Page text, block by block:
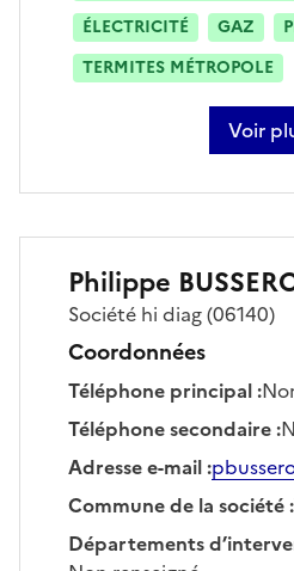
ÉLECTRICITÉ
GAZ
TERMITES MÉTROPOLE
Voir
sur
Philippe
Société hi diag(06140)
Coordonnées
Téléphone principal:
Téléphone secondaire:
Adresse e-mail:
Commune de la société:
Départements